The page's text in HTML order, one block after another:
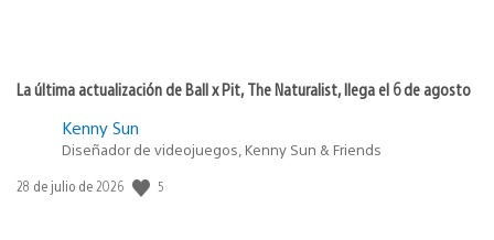
La última actualización de Ball x Pit, The Naturalist, llega el 6 de agosto
Kenny Sun
Diseñador de videojuegos, Kenny Sun & Friends
Fecha
28 de julio de 2026 5